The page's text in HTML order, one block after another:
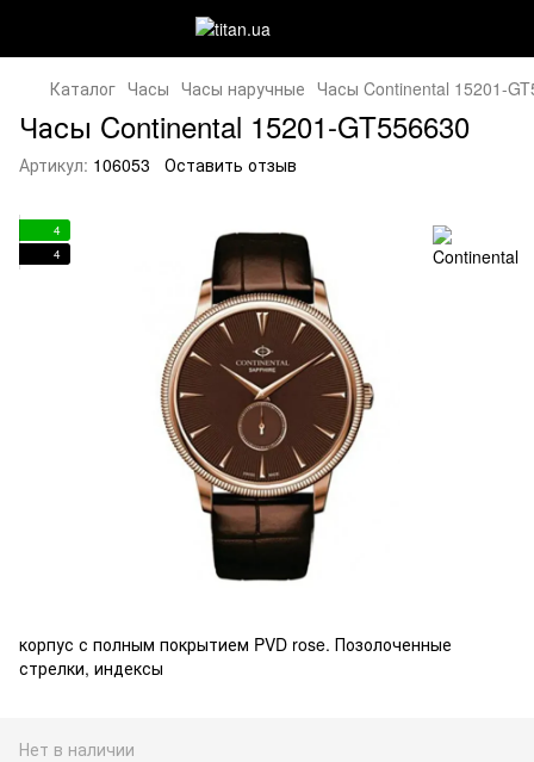
Каталог Часы Часы наручные Часы Continental 15201-
Часы Continental 15201-GT556630
Артикул: 106053 Оставить отзыв
4
4
корпус с полным покрытием PVD rose. Позолоченные
стрелки, индексы
Нет в наличии